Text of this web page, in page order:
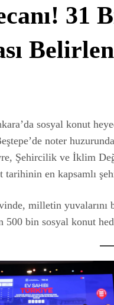
31
sosyal konut
noter
Şehircilik ve İklim
tarihinin en kapsamlı
milletin
500 bin sosyal konut